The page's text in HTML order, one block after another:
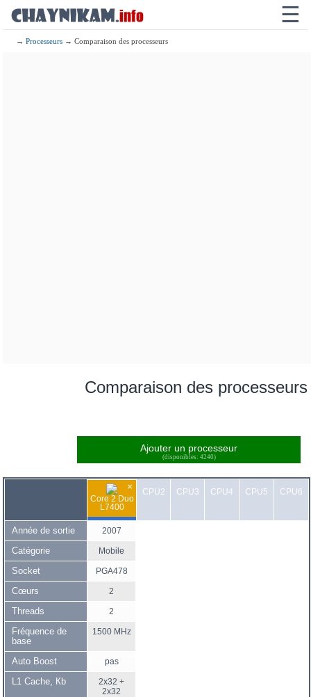
☰
→Processeurs → Comparaison des processeurs
Comparaison des processeurs
Ajouter un processeur
(disponibles: 4240)
×
Core 2 Duo
L7400
CPU2 CPU3 CPU4 CPU5 CPU6
Année de sortie 2007
Catégorie Mobile
Socket PGA478
Cœurs 2
Threads 2
Fréquence de
base
1500 MHz
Auto Boost pas
L1 Cache, Кb
2x32 +
2x32